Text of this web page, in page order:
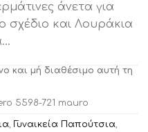
άνετα για
σχέδιο και Λουράκια
και μή διαθέσιμο αυτή τη
5598-721 mauro
, Γυναικεία Παπούτσια,